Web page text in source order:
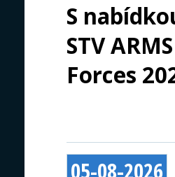
S
STV
Forces
05-08-2026